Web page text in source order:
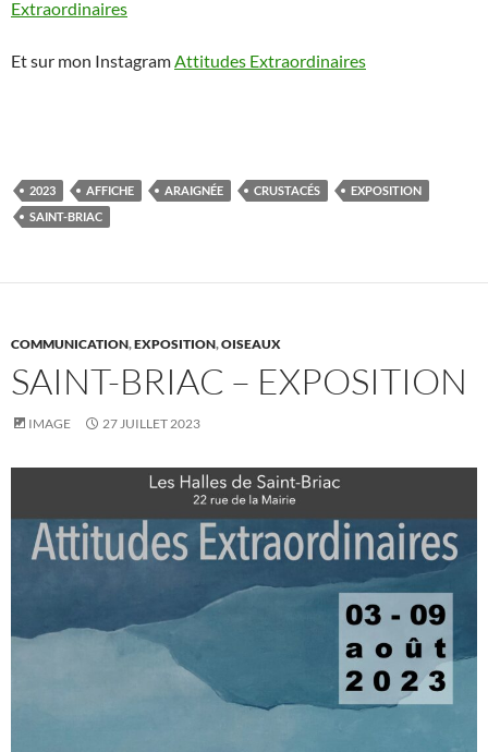
Extraordinaires
Et sur mon Instagram Attitudes Extraordinaires
2023 AFFICHE ARAIGNÉE CRUSTACÉS
EXPOSITION
SAINT-BRIAC
COMMUNICATION,EXPOSITION,OISEAUX
SAINT-BRIAC – EXPOSITION
IMAGE 27 JUILLET 2023